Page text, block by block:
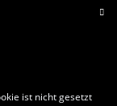
ist nicht gesetzt